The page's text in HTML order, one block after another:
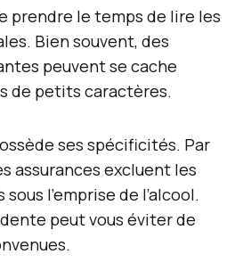
prendre le temps de lire les
Bien souvent, des
peuvent se cache
de petits caractères.
ses spécificités. Par
assurances excluent les
l’emprise de l’alcool.
peut vous éviter de